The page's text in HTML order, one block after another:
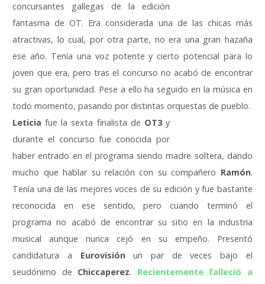
concursantes gallegas de la edición
fantasma de OT. Era considerada una de las chicas más
atractivas, lo cual, por otra parte, no era una gran hazaña
ese año. Tenía una voz potente y cierto potencial para lo
joven que era, pero tras el concurso no acabó de encontrar
su gran oportunidad. Pese a ello ha seguido en la música en
todo momento, pasando por distintas orquestas de pueblo.
Leticia fue la sexta finalista de OT3y
durante el concurso fue conocida por
haber entrado en el programa siendo madre soltera, dando
mucho que hablar su relación con su compañero Ramón.
Tenía una de las mejores voces de su edición y fue bastante
reconocida en ese sentido, pero cuando terminó el
programa no acabó de encontrar su sitio en la industria
musical aunque nunca cejó en su empeño. Presentó
candidatura a Eurovisiónun par de veces bajo el
seudónimo de Chiccaperez. Recientemente falleció a